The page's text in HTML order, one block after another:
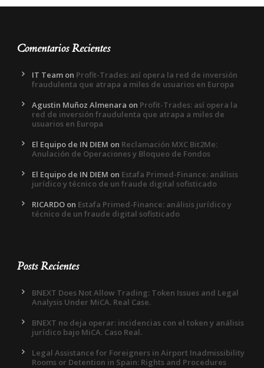
Comentarios Recientes
IT Team on Profit-Trades: así opera la red de inversión
fraudulenta que atrapa a miles de usuarios en Europa
Agustin Muñoz Almenara on Profit-Trades: así opera la
red de inversión fraudulenta que atrapa a miles de
usuarios en Europa
El Equipo de IN DIEM on Reclamación MXC Bit2Me:
Anulación de Operaciones y Bloqueo de Fondos
El Equipo de IN DIEM on Estafa Primed-Finance: análisis
jurídico y técnico de un fraude digital sofisticado
RICARDO on Estafa Primed-Finance: análisis jurídico y
técnico de un fraude digital sofisticado
Posts Recientes
BNEXT Does Not Allow Trading: Token Issues and Legal
Analysis Under MiCA. Real Case.
BNEXT no deja operar: incidencias con el token y análisis
jurídico bajo MiCA. Caso Real.
Legal Assistance for Foreigners in Airport Inadmissibility
Rooms or Detention in Spain: Rights and Procedures